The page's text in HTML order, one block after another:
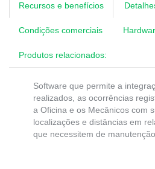
Recursos e benefícios
Condições comerciais
Produtos relacionados:
Software que permite a
realizados, as ocorrências
a Oficina e os Mecânicos com
localizações e distâncias em
que necessitem de manutenção.